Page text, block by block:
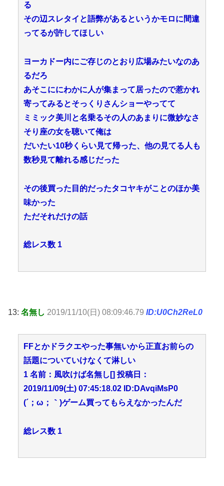
る
その辺スレタイと語弊があるというかモロに間違
ってるが許してほしい
ヨーカドー内にご存じのとおり広場みたいなのあ
るだろ
あそこににわかに人が集まって居ったので惹かれ
寄ってみるとそっくりさんショーやってて
ミミック美川と名乗るその人のあまりに微妙なさ
そり座の女を聴いて俺は
だいたい10秒くらい見て帰った、他の見てる人も
数秒見て離れる感じだった
その後買った目的だったタコヤキがことのほか美
味かった
ただそれだけの話
総レス数 1
13: 名無し 2019/11/10(日) 08:09:46.79 ID:U0Ch2ReL0
FFとかドラクエやった事無いから正直お前らの
話題についていけなくて淋しい
1 名前：風吹けば名無し[] 投稿日：
2019/11/09(土) 07:45:18.02 ID:DAvqiMsP0
(´；ω；｀)ゲーム買ってもらえなかったんだ
総レス数 1